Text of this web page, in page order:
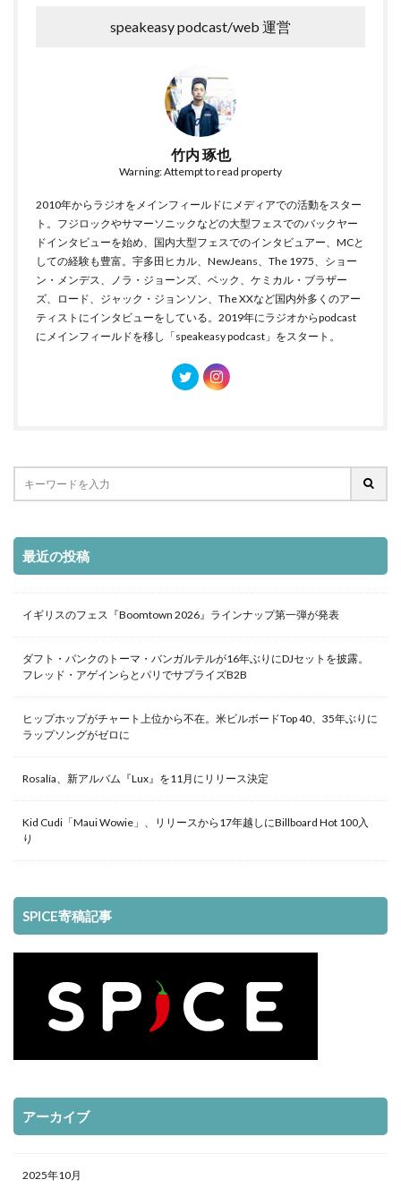
speakeasy podcast/web 運営
竹内 琢也
Warning: Attempt to read property
2010年からラジオをメインフィールドにメディアでの活動をスター
ト。フジロックやサマーソニックなどの大型フェスでのバックヤー
ドインタビューを始め、国内大型フェスでのインタビュアー、MCと
しての経験も豊富。宇多田ヒカル、NewJeans、The 1975、ショー
ン・メンデス、ノラ・ジョーンズ、ベック、ケミカル・ブラザー
ズ、ロード、ジャック・ジョンソン、The XXなど国内外多くのアー
ティストにインタビューをしている。2019年にラジオからpodcast
にメインフィールドを移し「speakeasy podcast」をスタート。
最近の投稿
イギリスのフェス『Boomtown 2026』ラインナップ第一弾が発表
ダフト・パンクのトーマ・バンガルテルが16年ぶりにDJセットを披露。
フレッド・アゲインらとパリでサプライズB2B
ヒップホップがチャート上位から不在。米ビルボードTop 40、35年ぶりに
ラップソングがゼロに
Rosalía、新アルバム『Lux』を11月にリリース決定
Kid Cudi「Maui Wowie」、リリースから17年越しにBillboard Hot 100入
り
SPICE寄稿記事
アーカイブ
2025年10月